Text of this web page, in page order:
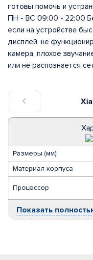
Размеры (мм)
Материал корпуса
Процессор
Показать
готовы помочь и
ПН - ВС 09:00 - 22:00
если на устройстве
дисплей, не
камера, плохое
или не распознается